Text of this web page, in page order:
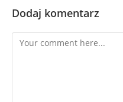
Dodaj komentarz